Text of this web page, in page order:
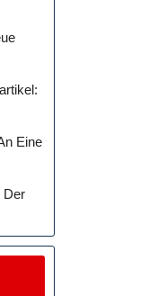
Eine
Der